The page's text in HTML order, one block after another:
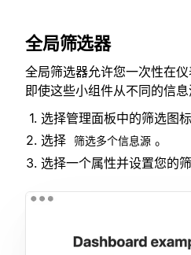
全局筛选器
全局筛选器允许您一次性在
即使这些小组件从不同的信息
选择管理面板中的筛选图标
选择 筛选多个信息源 。
选择一个属性并设置您的筛